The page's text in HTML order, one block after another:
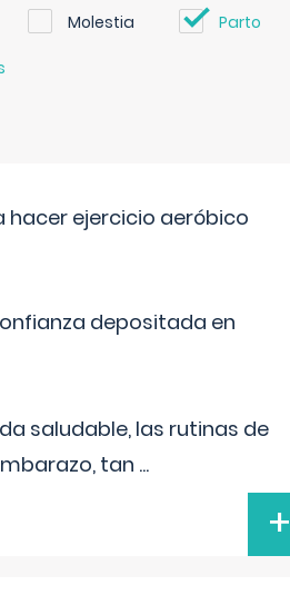
Molestia Parto
ejercicio aeróbico
depositada en
saludable, las rutinas de
tan ...
+